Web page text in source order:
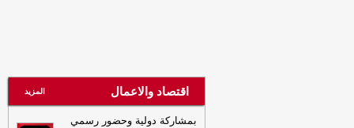
اقتصاد والاعمال المزيد
بمشاركة دولية وحضور رسمي